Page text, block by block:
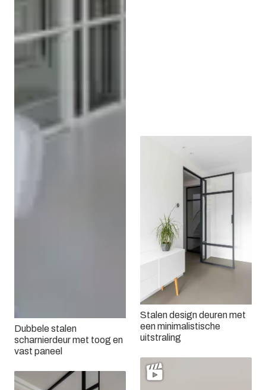
Dubbele stalen
scharnierdeur met toog en
vast paneel
Stalen design deuren met
een minimalistische
uitstraling